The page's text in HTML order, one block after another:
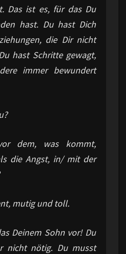
Das ist es, für das Du
hast. Du hast Dich
die Dir nicht
hast Schritte gewagt,
immer bewundert
dem, was kommt,
die Angst, in/ mit der
mutig und toll.
Deinem Sohn vor! Du
nicht nötig. Du musst